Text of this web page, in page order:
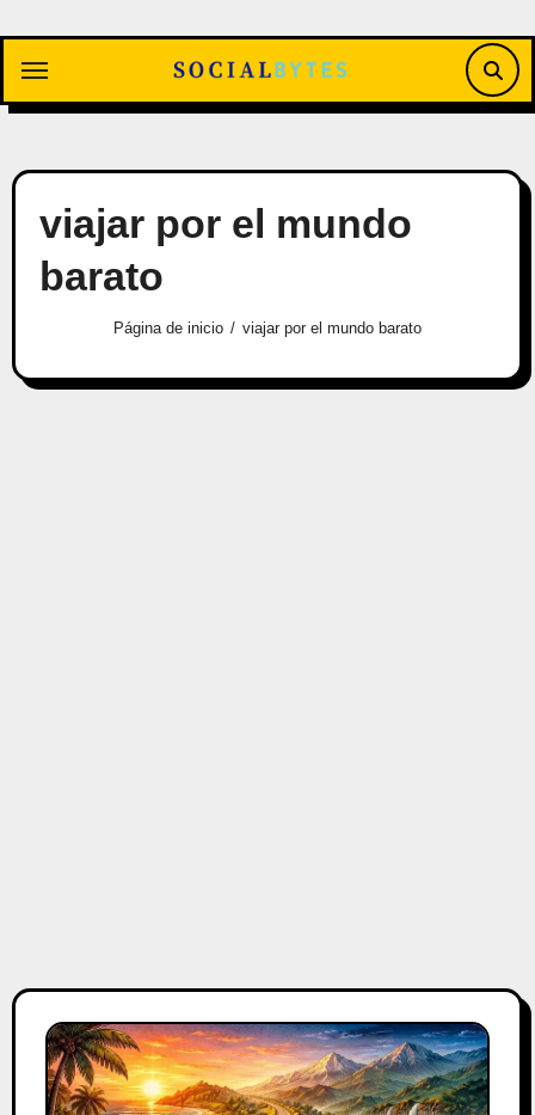
contenido
viajar por el mundo
barato
Página de inicio viajar por el mundo barato